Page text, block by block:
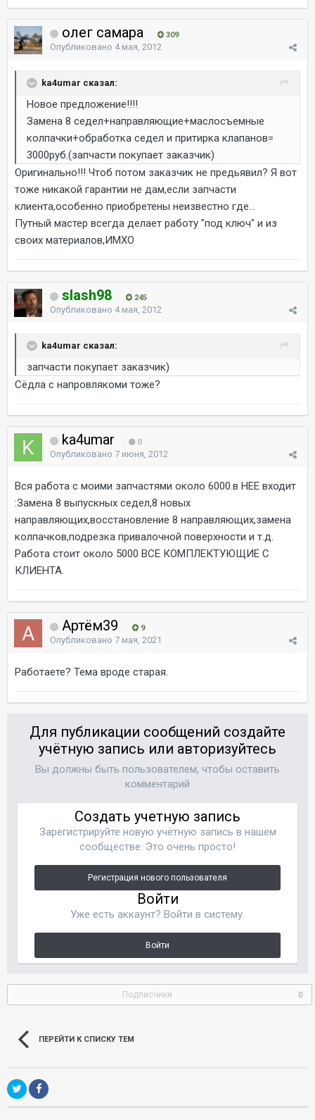
олег самара 309
Опубликовано 4 мая, 2012
ka4umar сказал:
Новое предложение!!!!
Замена 8 седел+направляющие+маслосъемные
колпачки+обработка седел и притирка клапанов=
3000руб.(запчасти покупает заказчик)
Оригинально!!! Чтоб потом заказчик не предьявил? Я вот
тоже никакой гарантии не дам,если запчасти
клиента,особенно приобретены неизвестно где...
Путный мастер всегда делает работу "под ключ" и из
своих материалов,ИМХО
slash98 245
Опубликовано 4 мая, 2012
ka4umar сказал:
запчасти покупает заказчик)
Сёдла с напровлякоми тоже?
ka4umar 0
Опубликовано 7 июня, 2012
Вся работа с моими запчастями около 6000.в НЕЕ входит
:Замена 8 выпускных седел,8 новых
направляющих,восстановление 8 направляющих,замена
колпачков,подрезка привалочной поверхности и т.д.
Работа стоит около 5000 ВСЕ КОМПЛЕКТУЮЩИЕ С
КЛИЕНТА.
Артём39 9
Опубликовано 7 мая, 2021
Работаете? Тема вроде старая.
Для публикации сообщений создайте
учётную запись или авторизуйтесь
Вы должны быть пользователем, чтобы оставить
комментарий
Создать учетную запись
Зарегистрируйте новую учётную запись в нашем
сообществе. Это очень просто!
Регистрация нового пользователя
Войти
Уже есть аккаунт? Войти в систему.
Войти
Подписчики 0
ПЕРЕЙТИ К СПИСКУ ТЕМ